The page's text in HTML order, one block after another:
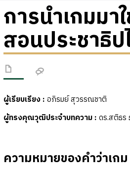
การนำเกมมา
สอนประชาธิป
ผู้เรียบเรียง : อภิรมย์ สุวรรณชาติ
ผู้ทรงคุณวุฒิประจำบทความ : ดร.สติธร
ความหมายของคำว่าเกม